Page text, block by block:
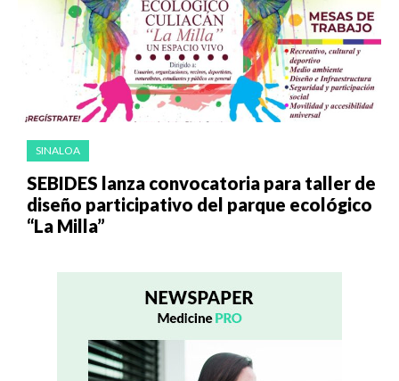
SINALOA
SEBIDES lanza convocatoria para taller de
diseño participativo del parque ecológico
“La Milla”